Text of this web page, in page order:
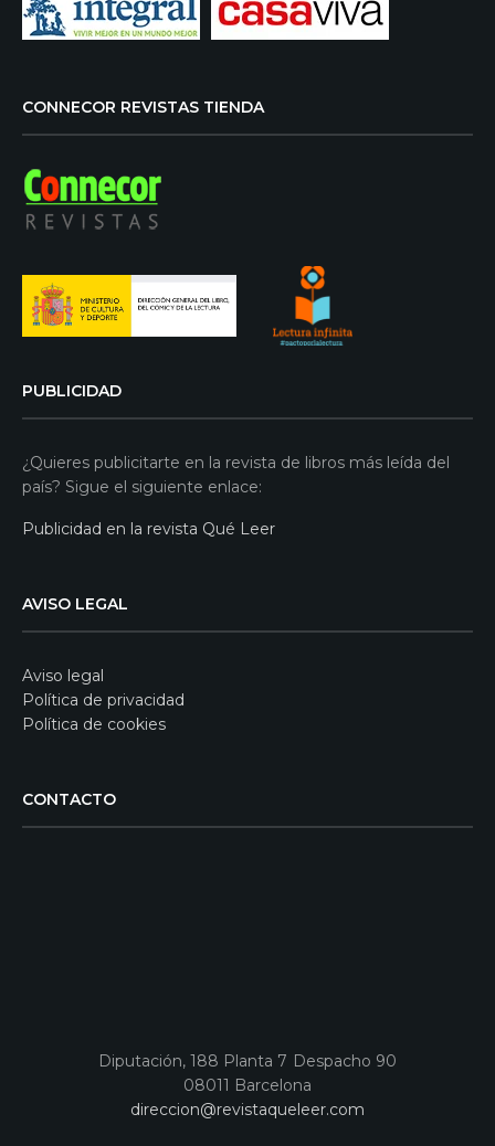
CONNECOR REVISTAS TIENDA
PUBLICIDAD
¿Quieres publicitarte en la revista de libros más leída del
país? Sigue el siguiente enlace:
Publicidad en la revista Qué Leer
AVISO LEGAL
Aviso legal
Política de privacidad
Política de cookies
CONTACTO
Diputación, 188 Planta 7 Despacho 90
08011 Barcelona
direccion@revistaqueleer.com